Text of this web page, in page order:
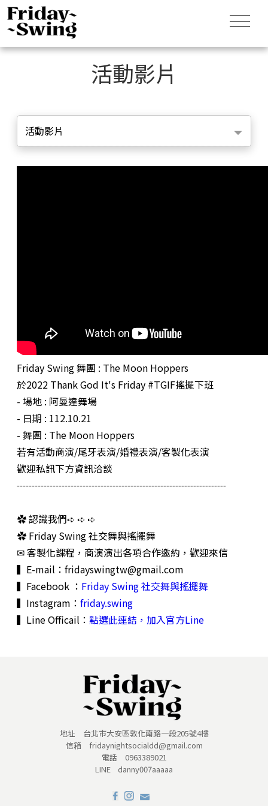
活動影片
活動影片
Friday Swing 舞團 : The Moon Hoppers
於2022 Thank God It's Friday #TGIF搖擺下班
- 場地 : 阿曼達舞場
- 日期 : 112.10.21
- 舞團 : The Moon Hoppers
若有活動商演/尾牙表演/婚禮表演/客製化表演
歡迎私訊下方資訊洽談
----------------------------------------------------------------------
✿ 認識我們➪ ➪ ➪
✿ Friday Swing 社交舞與搖擺舞
✉ 客製化課程，商演演出各項合作邀約，歡迎來信
▍E-mail：fridayswingtw@gmail.com
▍Facebook ： Friday Swing 社交舞與搖擺舞
▍Instagram：friday.swing
▍Line Officail：點選此連結，加入官方Line
地址 台北市大安區敦化南路一段205號4樓
信箱 fridaynightsocialdd@gmail.com
電話 0963389021
LINE danny007aaaaa